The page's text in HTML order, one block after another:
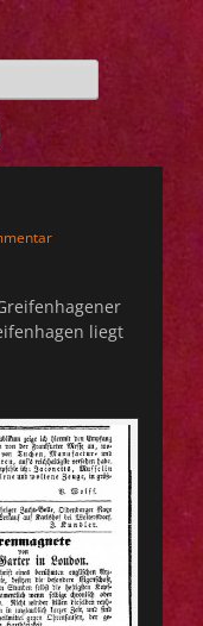
Lebendige
1848-
liegt